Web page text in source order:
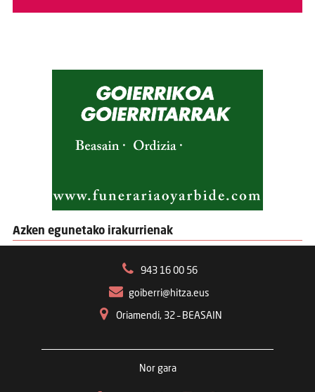
Azken egunetako irakurrienak
943 16 00 56
goiberri@hitza.eus
Oriamendi, 32 – BEASAIN
Nor gara